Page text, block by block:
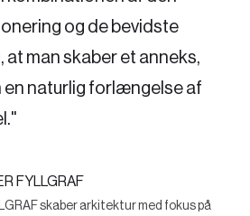
og de bevidste
at man skaber et anneks,
en naturlig forlængelse af
FYLLGRAF
skaber arkitektur med fokus på